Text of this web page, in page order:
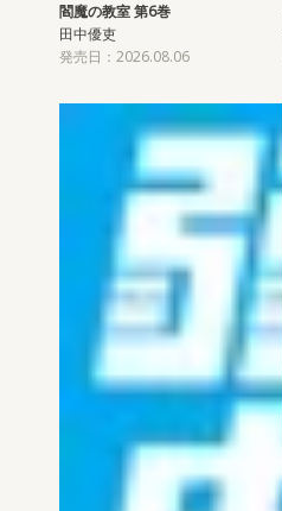
閻魔の教室 第6巻
田中優吏
発売日：2026.08.06